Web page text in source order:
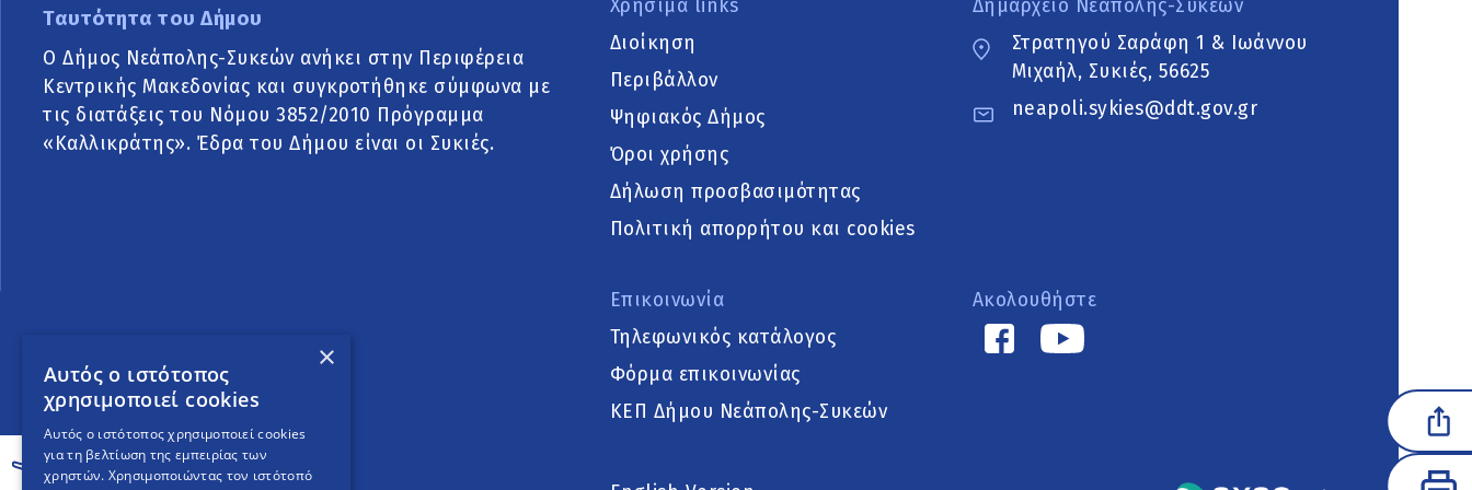
Ταυτότητα του Δήμου
Ο Δήμος Νεάπολης-Συκεών ανήκει στην Περιφέρεια
Κεντρικής Μακεδονίας και συγκροτήθηκε σύμφωνα με
τις διατάξεις του Νόμου 3852/2010 Πρόγραμμα
«Καλλικράτης». Έδρα του Δήμου είναι οι Συκιές.
Χρήσιμα links
Διοίκηση
Περιβάλλον
Ψηφιακός Δήμος
Όροι χρήσης
Δήλωση προσβασιμότητας
Πολιτική απορρήτου και cookies
Επικοινωνία
Τηλεφωνικός κατάλογος
Φόρμα επικοινωνίας
ΚΕΠ Δήμου Νεάπολης-Συκεών
Δημαρχείο Νεάπολης-Συκεών
Στρατηγού Σαράφη 1 & Ιωάννου
Μιχαήλ, Συκιές, 56625
neapoli.sykies@ddt.gov.gr
Ακολουθήστε
×
Αυτός ο ιστότοπος
χρησιμοποιεί cookies
Αυτός ο ιστότοπος χρησιμοποιεί cookies
για τη βελτίωση της εμπειρίας των
χρηστών. Χρησιμοποιώντας τον ιστότοπό